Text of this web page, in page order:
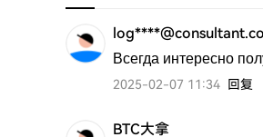
Всегда интересно
2025-02-07 11:34 回复
BTC大拿